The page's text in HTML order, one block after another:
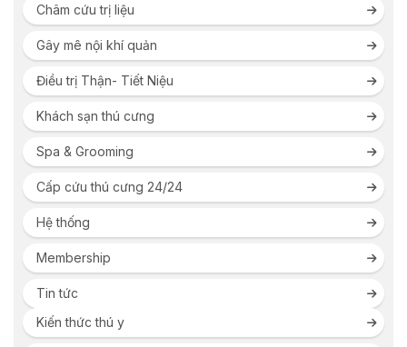
Châm cứu trị liệu
Gây mê nội khí quản
Điều trị Thận- Tiết Niệu
Khách sạn thú cưng
Spa & Grooming
Cấp cứu thú cưng 24/24
Hệ thống
Membership
Tin tức
Kiến thức thú y